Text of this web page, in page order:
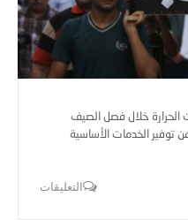
الحرارة خلال فصل الصيف
توفير الخدمات الأساسية
التعليقات